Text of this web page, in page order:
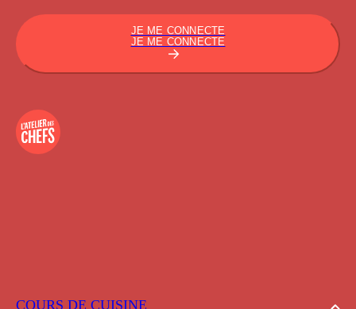
COURS DE CUISINE
JE ME CONNECTE
JE ME CONNECTE